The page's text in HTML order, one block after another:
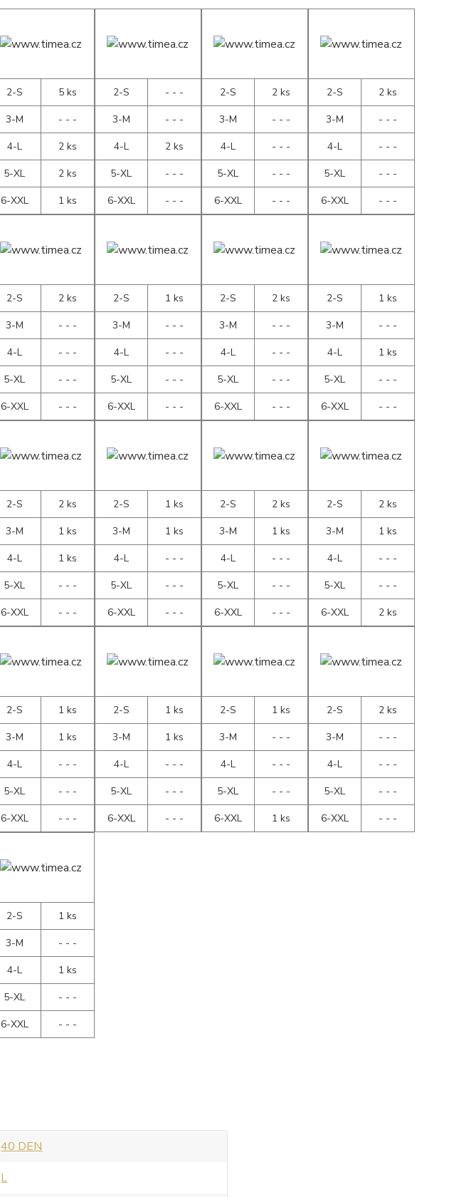
2-S
5 ks
3-M
- - -
4-L
2 ks
5-XL
2 ks
6-XXL
1 ks
2-S
- - -
3-M
- - -
4-L
2 ks
5-XL
- - -
6-XXL
- - -
2-S
2 ks
3-M
- - -
4-L
- - -
5-XL
- - -
6-XXL
- - -
2-S
2 ks
3-M
- - -
4-L
- - -
5-XL
- - -
6-XXL
- - -
2-S
2 ks
3-M
- - -
4-L
- - -
5-XL
- - -
6-XXL
- - -
2-S
1 ks
3-M
- - -
4-L
- - -
5-XL
- - -
6-XXL
- - -
2-S
2 ks
3-M
- - -
4-L
- - -
5-XL
- - -
6-XXL
- - -
2-S
1 ks
3-M
- - -
4-L
1 ks
5-XL
- - -
6-XXL
- - -
2-S
2 ks
3-M
1 ks
4-L
1 ks
5-XL
- - -
6-XXL
- - -
2-S
1 ks
3-M
1 ks
4-L
- - -
5-XL
- - -
6-XXL
- - -
2-S
2 ks
3-M
1 ks
4-L
- - -
5-XL
- - -
6-XXL
- - -
2-S
2 ks
3-M
1 ks
4-L
- - -
5-XL
- - -
6-XXL
2 ks
2-S
1 ks
3-M
1 ks
4-L
- - -
5-XL
- - -
6-XXL
- - -
2-S
1 ks
3-M
1 ks
4-L
- - -
5-XL
- - -
6-XXL
- - -
2-S
1 ks
3-M
- - -
4-L
- - -
5-XL
- - -
6-XXL
1 ks
2-S
2 ks
3-M
- - -
4-L
- - -
5-XL
- - -
6-XXL
- - -
2-S
1 ks
3-M
- - -
4-L
1 ks
5-XL
- - -
6-XXL
- - -
40 DEN
L